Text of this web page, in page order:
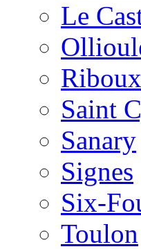
Le
Riboux
Saint
Sanary
Signes
Six-
Toulon